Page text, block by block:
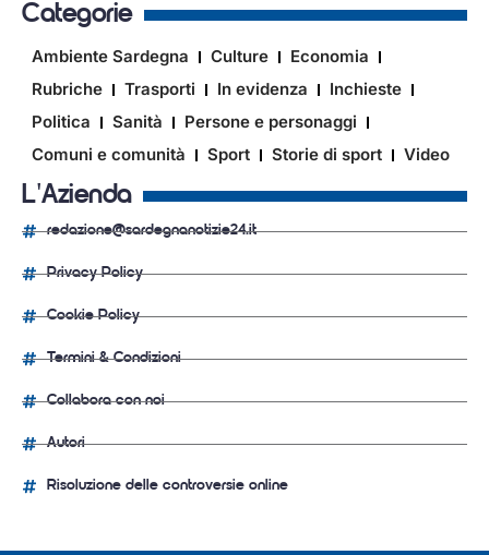
Categorie
Ambiente Sardegna Culture
Economia
Rubriche
Trasporti In evidenza
Inchieste
Politica
Sanità
Persone e personaggi
Comuni e comunità
Sport Storie di sport Video
L'Azienda
redazione@sardegnanotizie24.it
Privacy Policy
Cookie Policy
Termini & Condizioni
Collabora con noi
Autori
Risoluzione delle controversie online